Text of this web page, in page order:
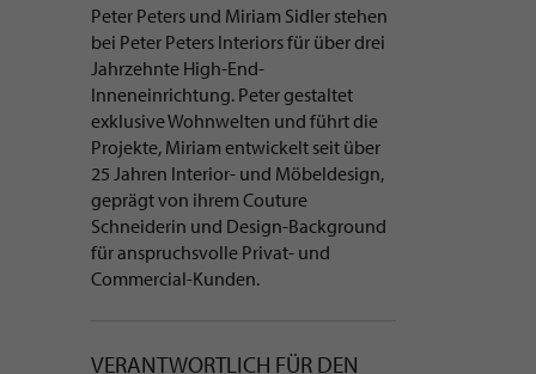
KURZBESCHREIBUNG ÜBER
MIRIAM SIDLER UND PETER
PETERS
Peter Peters und Miriam Sidler stehen
bei Peter Peters Interiors für über drei
Jahrzehnte High-End-
Inneneinrichtung. Peter gestaltet
exklusive Wohnwelten und führt die
Projekte, Miriam entwickelt seit über
25 Jahren Interior- und Möbeldesign,
geprägt von ihrem Couture
Schneiderin und Design-Background
für anspruchsvolle Privat- und
Commercial-Kunden.
VERANTWORTLICH FÜR DEN